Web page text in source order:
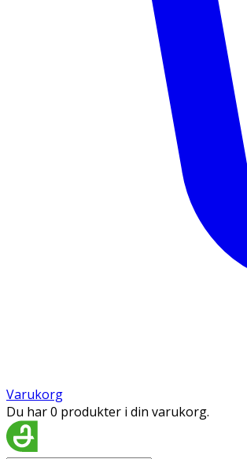
Varukorg
Du har 0 produkter i din varukorg.